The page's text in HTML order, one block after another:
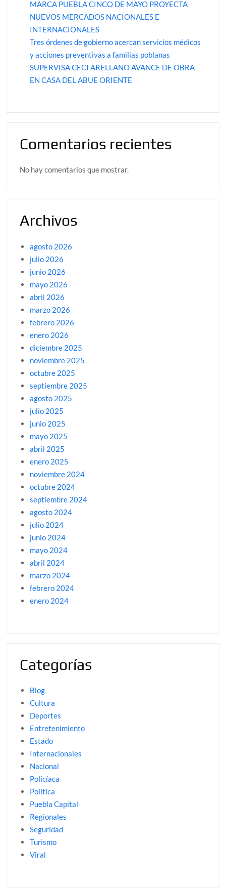
MARCA PUEBLA CINCO DE MAYO PROYECTA
NUEVOS MERCADOS NACIONALES E
INTERNACIONALES
Tres órdenes de gobierno acercan servicios médicos
y acciones preventivas a familias poblanas
SUPERVISA CECI ARELLANO AVANCE DE OBRA
EN CASA DEL ABUE ORIENTE
Comentarios recientes
No hay comentarios que mostrar.
Archivos
agosto 2026
julio 2026
junio 2026
mayo 2026
abril 2026
marzo 2026
febrero 2026
enero 2026
diciembre 2025
noviembre 2025
octubre 2025
septiembre 2025
agosto 2025
julio 2025
junio 2025
mayo 2025
abril 2025
enero 2025
noviembre 2024
octubre 2024
septiembre 2024
agosto 2024
julio 2024
junio 2024
mayo 2024
abril 2024
marzo 2024
febrero 2024
enero 2024
Categorías
Blog
Cultura
Deportes
Entretenimiento
Estado
Internacionales
Nacional
Policíaca
Politica
Puebla Capital
Regionales
Seguridad
Turismo
Viral